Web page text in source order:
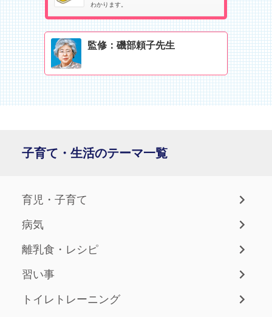
わかります。
監修：磯部頼子先生
子育て・生活のテーマ一覧
育児・子育て
病気
離乳食・レシピ
習い事
トイレトレーニング